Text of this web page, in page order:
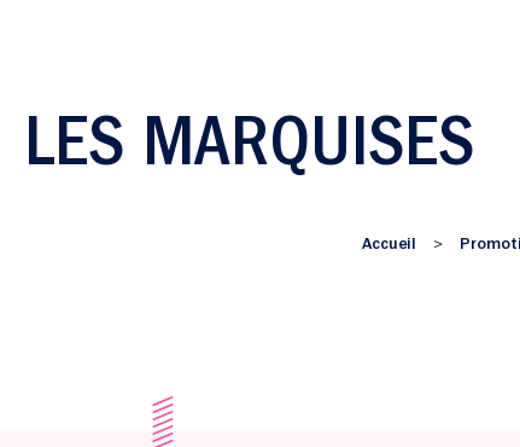
LES MARQUISES
Accueil >